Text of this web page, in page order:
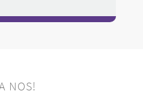
NOS!